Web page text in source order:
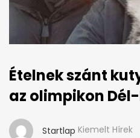
Ételnek szánt
az olimpikon
Startlap Kiemelt Hírek